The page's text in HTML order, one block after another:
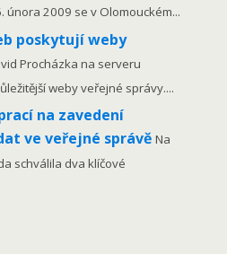
února 2009 se v Olomouckém...
poskytují weby
Procházka na serveru
weby veřejné správy....
na zavedení
ve veřejné správěNa
schválila dva klíčové